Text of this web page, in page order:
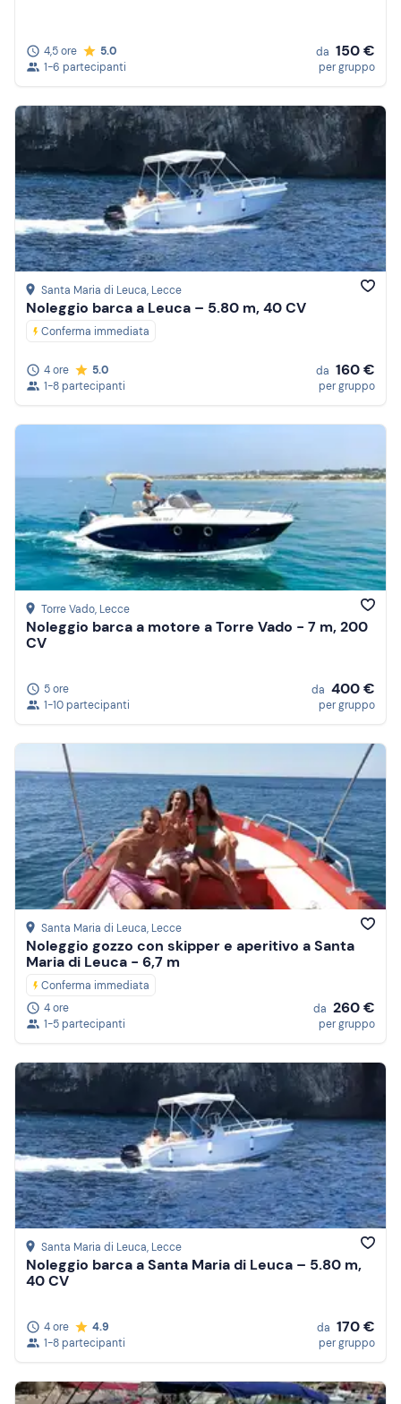
4,5 ore
5.0
1-6 partecipanti
da 150 €
per gruppo
Santa Maria di Leuca, Lecce
Noleggio barca a Leuca – 5.80 m, 40 CV
Conferma immediata
4 ore
5.0
1-8 partecipanti
da 160 €
per gruppo
Torre Vado, Lecce
Noleggio barca a motore a Torre Vado - 7 m, 200
CV
5 ore
1-10 partecipanti
da 400 €
per gruppo
Santa Maria di Leuca, Lecce
Noleggio gozzo con skipper e aperitivo a Santa
Maria di Leuca - 6,7 m
Conferma immediata
4 ore
1-5 partecipanti
da 260 €
per gruppo
Santa Maria di Leuca, Lecce
Noleggio barca a Santa Maria di Leuca – 5.80 m,
40 CV
4 ore
4.9
1-8 partecipanti
da 170 €
per gruppo